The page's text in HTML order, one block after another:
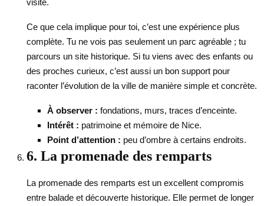
Ce que cela implique pour toi, c’est une expérience plus
complète. Tu ne vois pas seulement un parc agréable ; tu
parcours un site historique. Si tu viens avec des enfants ou
des proches curieux, c’est aussi un bon support pour
raconter l’évolution de la ville de manière simple et concrète.
À observer : fondations, murs, traces d’enceinte.
Intérêt : patrimoine et mémoire de Nice.
Point d’attention : peu d’ombre à certains endroits.
6. La promenade des remparts
La promenade des remparts est un excellent compromis
entre balade et découverte historique. Elle permet de longer